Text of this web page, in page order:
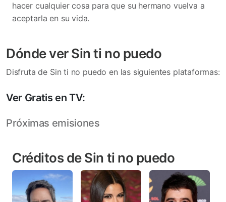
hacer cualquier cosa para que su hermano vuelva a
aceptarla en su vida.
Dónde ver Sin ti no puedo
Disfruta de Sin ti no puedo en las siguientes plataformas:
Ver Gratis en TV:
Próximas emisiones
Créditos de Sin ti no puedo